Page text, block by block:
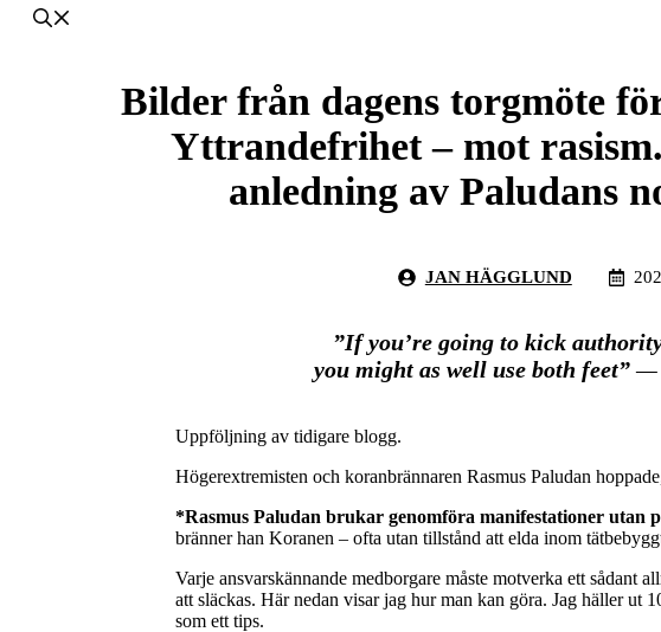
Bilder från dagens torgmöte
Yttrandefrihet – mot
anledning av Paludans
JAN HÄGGLUND
”If you’re going to kick
you might as well use both feet”—
Uppföljning av tidigare blogg.
Högerextremisten och koranbrännaren Rasmus Paludan
*Rasmus Paludan brukar genomföra manifestationer utan
bränner han Koranen – ofta utan tillstånd att elda inom
Varje ansvarskännande medborgare måste motverka ett sådant
att släckas. Här nedan visar jag hur man kan göra. Jag häller ut
som ett tips.